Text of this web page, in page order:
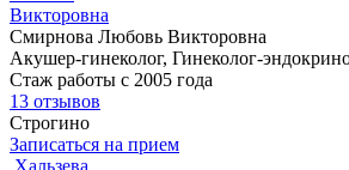
Викторовна
Смирнова Любовь Викторовна
Акушер-гинеколог, Гинеколог-
Стаж работы с 2005 года
13 отзывов
Строгино
Записаться на прием